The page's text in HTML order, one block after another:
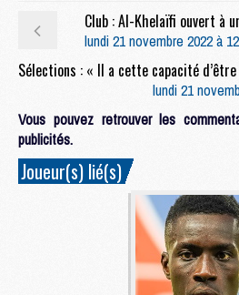
lundi 21 novembre 2022 à
lundi 21
Vous pouvez retrouver les
publicités.
Joueur(s) lié(s)